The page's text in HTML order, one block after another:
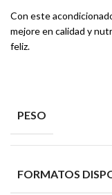
Con este
mejore en calidad y
feliz.
PESO
FORMATOS